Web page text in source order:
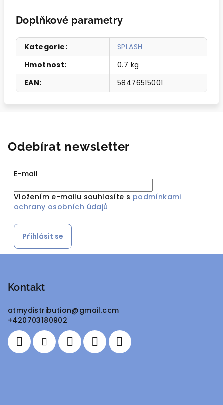
Doplňkové parametry
Kategorie:
SPLASH
Hmotnost:
0.7 kg
EAN: 58476515001
Odebírat newsletter
E-mail
Vložením e-mailu souhlasíte s podmínkami
ochrany osobních údajů
Přihlásit se
Kontakt
atmydistribution@gmail.com
+420703180902